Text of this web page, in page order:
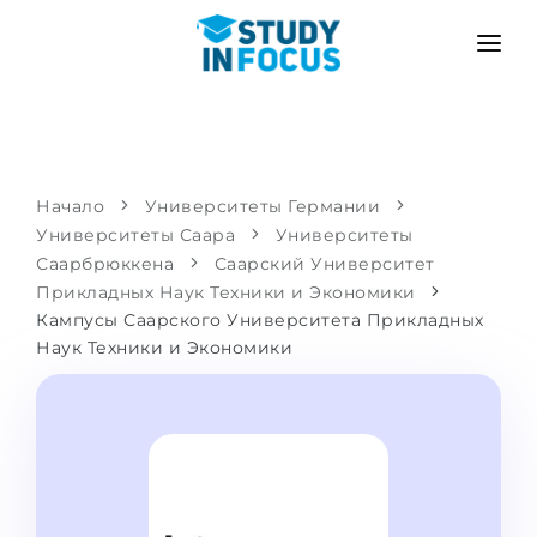
Бакалавриат и магистратура
Подготовительные курсы при вузе
Пропедевтика
ЯЗЫКОВЫЕ ШКОЛЫ
СЦЕНАРИЙ
Поступить после школы
Перевод из вуза
Магистратура в Германии
Второе высшее
С гарантией зачисления
МЕТОДИКА
УСЛУГИ
Начало
Университеты Германии
Университеты Саара
Университеты
Саарбрюккена
Саарский Университет
Прикладных Наук Техники и Экономики
Кампусы Саарского Университета Прикладных
Наук Техники и Экономики